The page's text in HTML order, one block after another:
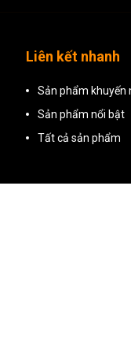
Liên kết nhanh
Sản phẩm khuyến
Sản phẩm nổi bật
Tất cả sản phẩm